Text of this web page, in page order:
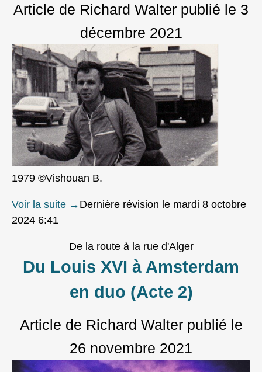
Article de Richard Walter publié le 3
décembre 2021
1979 ©Vishouan B.
Voir la suite → Dernière révision le mardi 8 octobre
2024 6:41
De la route à la rue d'Alger
Du Louis XVI à Amsterdam
en duo (Acte 2)
Article de Richard Walterpublié le
26 novembre 2021